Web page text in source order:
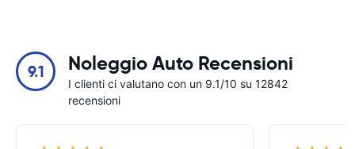
9.1 Noleggio Auto Recensioni
I clienti ci valutano con un 9.1/10 su 12842
recensioni